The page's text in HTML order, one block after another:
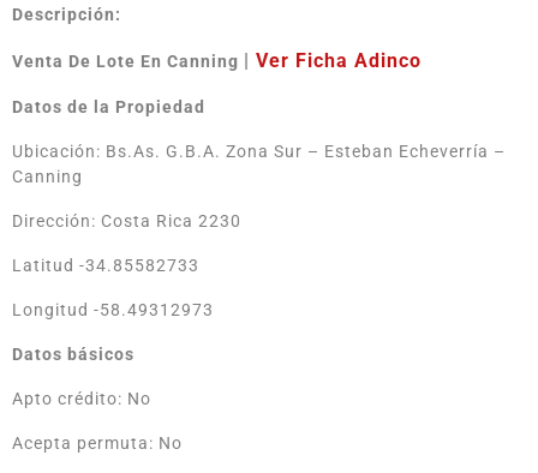
Descripción:
Venta De Lote En Canning Ver Ficha Adinco
Datos de la Propiedad
Ubicación: Bs.As. G.B.A. Zona Sur – Esteban Echeverría –
Canning
Dirección: Costa Rica 2230
Latitud -34.85582733
Longitud -58.49312973
Datos básicos
Apto crédito: No
Acepta permuta: No